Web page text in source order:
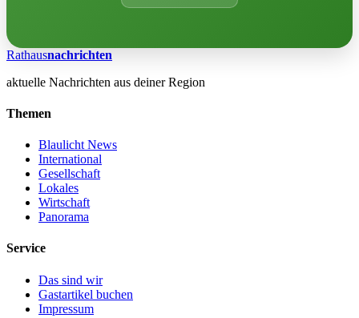
Rathausnachrichten
aktuelle Nachrichten aus deiner Region
Themen
Blaulicht News
International
Gesellschaft
Lokales
Wirtschaft
Panorama
Service
Das sind wir
Gastartikel buchen
Impressum